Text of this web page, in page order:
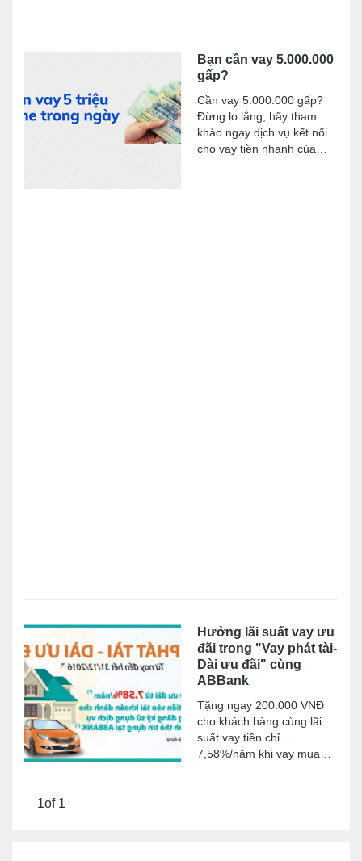
Bạn cần vay 5.000.000
gấp?
Cần vay 5.000.000 gấp?
Đừng lo lắng, hãy tham
khảo ngay dịch vụ kết nối
cho vay tiền nhanh của
Hưởng lãi suất vay ưu
đãi trong "Vay phát tài-
Dài ưu đãi" cùng
ABBank
Tặng ngay 200.000 VNĐ
cho khách hàng cùng lãi
suất vay tiền chỉ
7,58%/năm khi vay mua
1of 1